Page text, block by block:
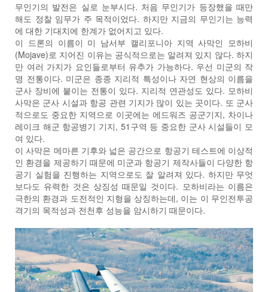
무인기의 발전은 실로 눈부시다. 처음 무인기가 등장했을 때만
해도 정찰 임무가 주 목적이었다. 하지만 지금의 무인기는 능력
에 대한 기대치에 한계가 없어지고 있다.
이 드론의 이름이 미 남서부 캘리포니아 지역 사막인 모하비
(Mojave)로 지어진 이유는 공식적으로는 알려져 있지 않다. 하지
만 여러 가지가 요인들로부터 유추가 가능하다. 우선 미군의 작
명 전통이다. 미군은 종종 지리적 특성이나 자연 현상의 이름을
군사 장비에 붙이는 전통이 있다. 지리적 연관성도 있다. 모하비
사막은 군사 시설과 항공 관련 기지가 많이 있는 곳이다. 또 군사
적으로도 중요한 지역으로 이곳에는 에드워즈 공군기지, 차이나
레이크 해군 항공병기 기지, 51구역 등 중요한 군사 시설들이 모
여 있다.
이 사막은 메마른 기후와 넓은 공간으로 항공기 테스트에 이상적
인 환경을 제공하기 때문에 미군과 항공기 제작사들이 다양한 항
공기 실험을 진행하는 지역으로도 잘 알려져 있다. 하지만 무엇
보다도 유력한 것은 상징성 때문일 것이다. 모하비라는 이름은
극한의 환경과 도전적인 지형을 상징하는데, 이는 이 무인전투공
격기의 목적성과 전천후 성능을 암시하기 때문이다.